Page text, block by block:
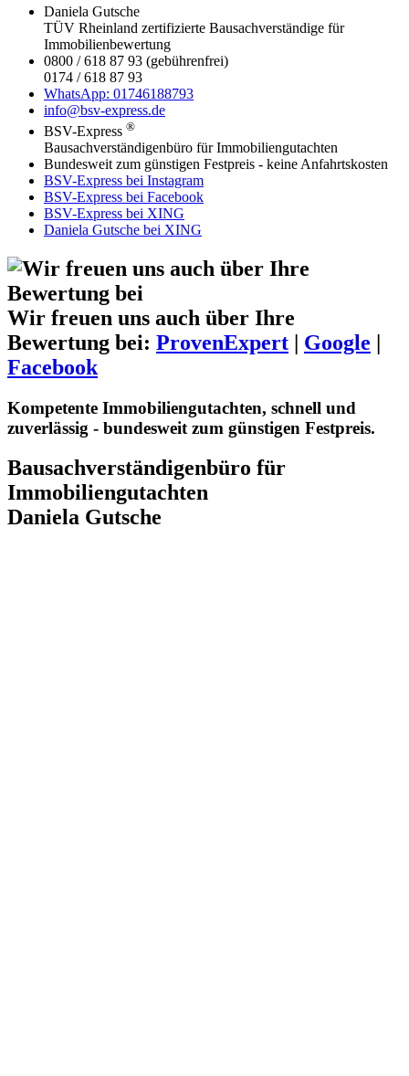
Daniela Gutsche
TÜV Rheinland zertifizierte Bausachverständige für
Immobilienbewertung
0800 / 618 87 93 (gebührenfrei)
0174 / 618 87 93
WhatsApp: 01746188793
info@bsv-express.de
BSV-Express ®
Bausachverständigenbüro für Immobiliengutachten
Bundesweit zum günstigen Festpreis - keine Anfahrtskosten
BSV-Express bei Instagram
BSV-Express bei Facebook
BSV-Express bei XING
Daniela Gutsche bei XING
Wir freuen uns auch über Ihre
Bewertung bei: ProvenExpert | Google |
Facebook
Kompetente Immobiliengutachten, schnell und
zuverlässig - bundesweit zum günstigen Festpreis.
Bausachverständigenbüro für
Immobiliengutachten
Daniela Gutsche